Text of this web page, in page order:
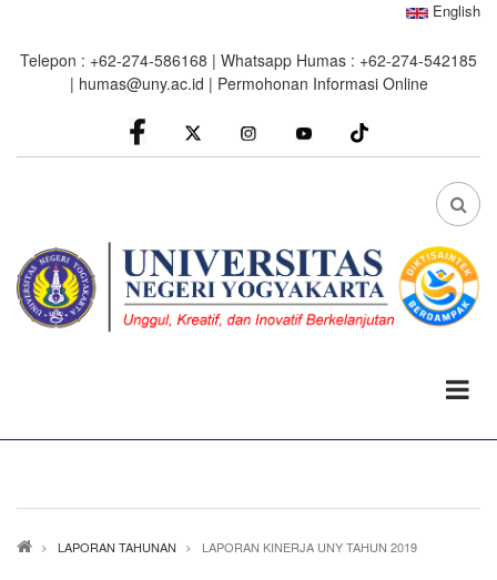
main
English
Telepon : +62-274-586168 | Whatsapp Humas : +62-274-542185
| humas@uny.ac.id | Permohonan Informasi Online
facebook
Instagram youtube
FA
Breadcrumb
LAPORAN TAHUNAN LAPORAN KINERJA UNY TAHUN 2019